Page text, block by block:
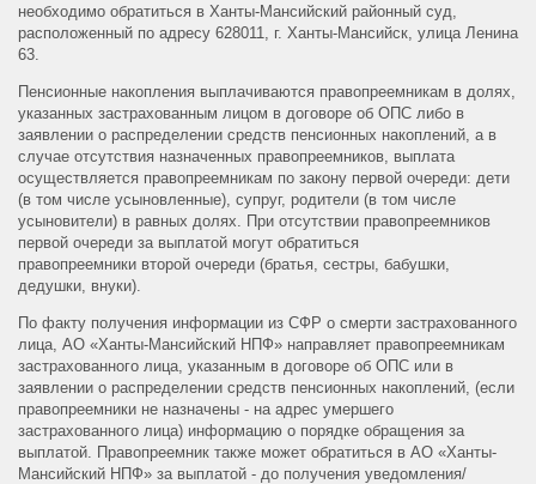
необходимо обратиться в Ханты-Мансийский районный суд,
расположенный по адресу 628011, г. Ханты-Мансийск, улица Ленина
63.
Пенсионные накопления выплачиваются правопреемникам в долях,
указанных застрахованным лицом в договоре об ОПС либо в
заявлении о распределении средств пенсионных накоплений, а в
случае отсутствия назначенных правопреемников, выплата
осуществляется правопреемникам по закону первой очереди: дети
(в том числе усыновленные), супруг, родители (в том числе
усыновители) в равных долях. При отсутствии правопреемников
первой очереди за выплатой могут обратиться
правопреемники второй очереди (братья, сестры, бабушки,
дедушки, внуки).
По факту получения информации из СФР о смерти застрахованного
лица, АО «Ханты-Мансийский НПФ» направляет правопреемникам
застрахованного лица, указанным в договоре об ОПС или в
заявлении о распределении средств пенсионных накоплений, (если
правопреемники не назначены - на адрес умершего
застрахованного лица) информацию о порядке обращения за
выплатой. Правопреемник также может обратиться в АО «Ханты-
Мансийский НПФ» за выплатой - до получения уведомления/